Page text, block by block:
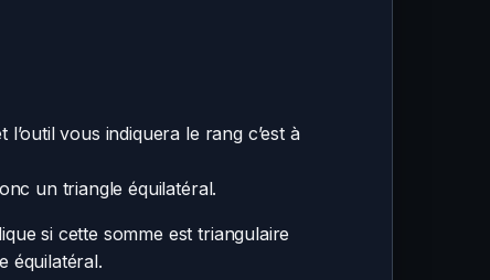
vous indiquera le rang c’est à
un triangle équilatéral.
si cette somme est triangulaire
équilatéral.